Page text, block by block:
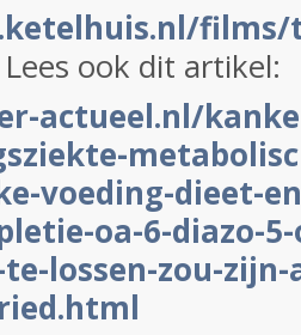
films/
ook dit artikel:
actueel.nl/
voeding-dieet-
oa-6-diazo-
lossen-zou-